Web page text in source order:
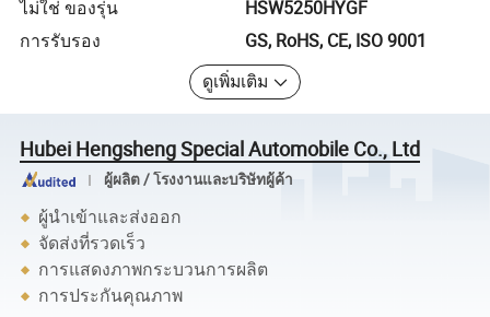
ไม่ใช่ ของรุ่น
HSW5250HYGF
การรับรอง
GS, RoHS, CE, ISO 9001
ดูเพิ่มเติม
Hubei Hengsheng Special Automobile Co., Ltd
ผู้ผลิต / โรงงานและบริษัทผู้ค้า
ผู้นำเข้าและส่งออก
จัดส่งที่รวดเร็ว
การแสดงภาพกระบวนการผลิต
การประกันคุณภาพ